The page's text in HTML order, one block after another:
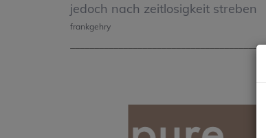
jedoch nach zeitlosigkeit streben
frankgehry
_______________________________________